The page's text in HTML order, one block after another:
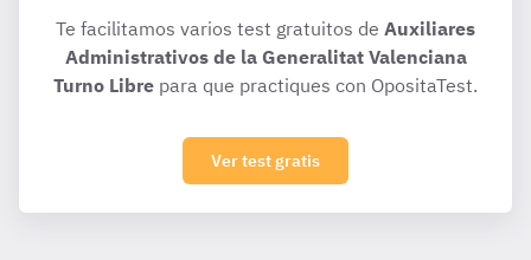
Te facilitamos varios test gratuitos de Auxiliares
Administrativos de la Generalitat Valenciana
Turno Libre para que practiques con OpositaTest.
Ver test gratis